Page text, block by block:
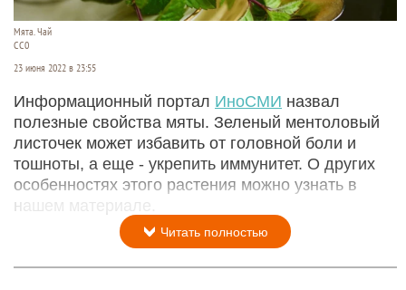
Мята. Чай
СС0
23 июня 2022 в 23:55
Информационный портал ИноСМИ назвал
полезные свойства мяты. Зеленый ментоловый
листочек может избавить от головной боли и
тошноты, а еще - укрепить иммунитет. О других
особенностях этого растения можно узнать в
нашем материале.
Читать полностью